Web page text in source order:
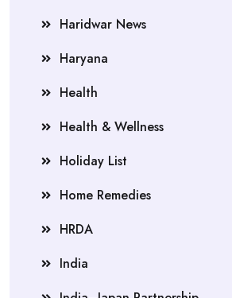
Haridwar News
Haryana
Health
Health & Wellness
Holiday List
Home Remedies
HRDA
India